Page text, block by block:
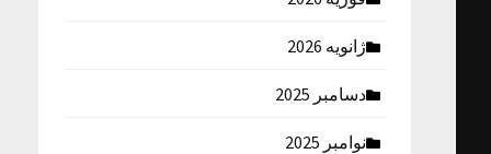
ژانویه 2026
دسامبر 2025
نوامبر 2025